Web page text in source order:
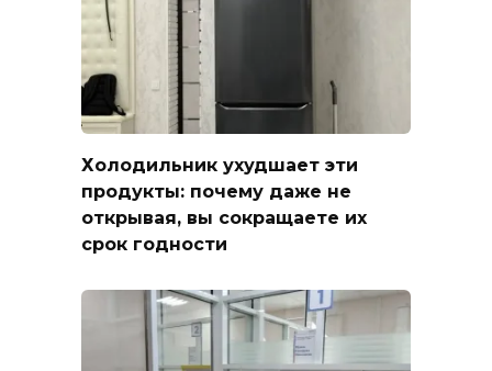
Холодильник ухудшает эти
продукты: почему даже не
открывая, вы сокращаете их
срок годности